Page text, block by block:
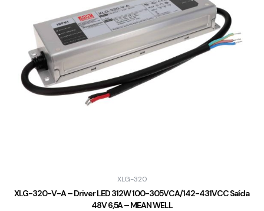
XLG-320
XLG-320-V-A – Driver LED 312W 100-305VCA/142-431VCC Saída
48V 6,5A – MEAN WELL